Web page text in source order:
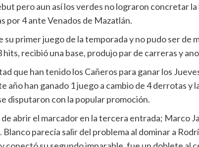
pero aun así los verdes no lograron concretar
por 4 ante Venados de Mazatlán.
primer juego de la temporada y no pudo ser de
recibió una base, produjo par de carreras y
que han tenido los Cañeros para ganar los
año han ganado 1 juego a cambio de 4 derrotas y
disputaron con la popular promoción.
abrir el marcador en la tercera entrada; Marco
parecía salir del problema al dominar a